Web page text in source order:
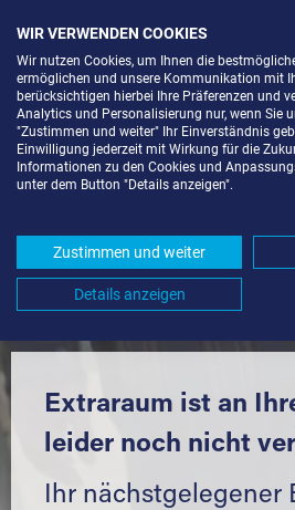
LAGERRAUM MIETEN
UMGEBUNG *
Komfortabel einlagern
Extraraum ist an
leider noch nicht
Ihr nächstgelegener
WIR VERWENDEN COOKIES
Wir nutzen Cookies, um Ihnen die
ermöglichen und unsere Kommunikation mit
berücksichtigen hierbei Ihre Präferenzen und
Analytics und Personalisierung nur, wenn Sie
"Zustimmen und weiter" Ihr Einverständnis
Einwilligung jederzeit mit Wirkung für die
Informationen zu den Cookies und
unter dem Button "Details anzeigen".
Zustimmen und weiter
Details anzeigen